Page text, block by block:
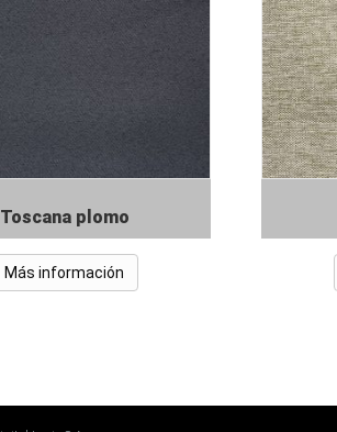
Toscana plomo
Más información